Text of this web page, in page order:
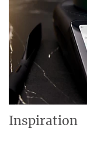
Inspiration